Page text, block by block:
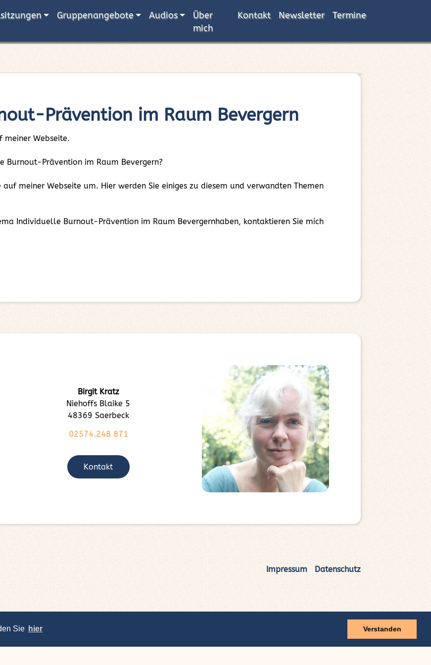
Sie hier Verstanden
Gruppenangebote Audios
Über
mich
Kontakt Newsletter Termine
Prävention im Raum Bevergern
Webseite.
Burnout-Prävention im Raum Bevergern?
auf meiner Webseite um. Hier werden Sie einiges zu diesem und verwandten Themen
Individuelle Burnout-Prävention im Raum Bevergernhaben, kontaktieren Sie mich
Birgit Kratz
Niehoffs Blaike 5
48369 Saerbeck
02574.248 871
Kontakt
Impressum Datenschutz